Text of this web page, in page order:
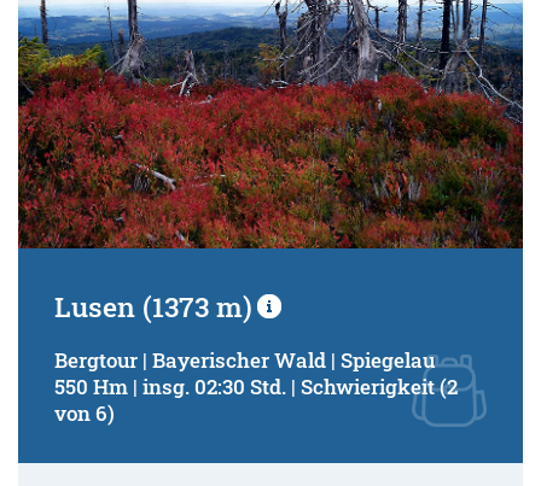
Lusen (1373 m)
Bergtour | Bayerischer Wald | Spiegelau
550 Hm | insg. 02:30 Std. | Schwierigkeit (2
von 6)